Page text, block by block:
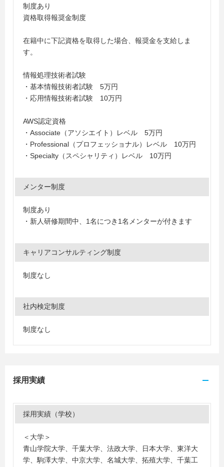
制度あり
資格取得報奨金制度
在籍中に下記資格を取得した場合、報奨金を支給しま
す。
情報処理技術者試験
・基本情報技術者試験 5万円
・応用情報技術者試験 10万円
AWS認定資格
・Associate（アソシエイト）レベル 5万円
・Professional（プロフェッショナル）レベル 10万円
・Specialty（スペシャリティ）レベル 10万円
メンター制度
制度あり
・新人研修期間中、1名につき1名メンターが付きます
キャリアコンサルティング制度
制度なし
社内検定制度
制度なし
採用実績
採用実績（学校）
＜大学＞
青山学院大学、千葉大学、法政大学、日本大学、東洋大
学、駒澤大学、中京大学、名城大学、拓殖大学、千葉工